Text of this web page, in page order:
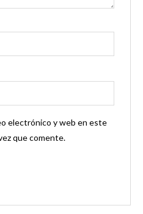
electrónico y web en este
que comente.